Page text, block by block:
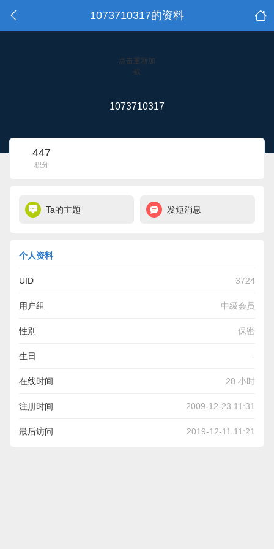
1073710317的资料
点击重新加
载
1073710317
447
积分
Ta的主题 发短消息
个人资料
UID 3724
用户组 中级会员
性别 保密
生日 -
在线时间 20 小时
注册时间 2009-12-23 11:31
最后访问 2019-12-11 11:21